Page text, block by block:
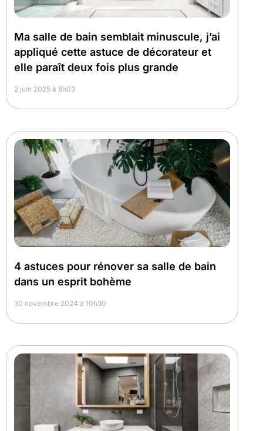
Ma salle de bain semblait minuscule, j’ai
appliqué cette astuce de décorateur et
elle paraît deux fois plus grande
2 juin 2025 à 8h03
4 astuces pour rénover sa salle de bain
dans un esprit bohème
30 novembre 2024 à 10h30